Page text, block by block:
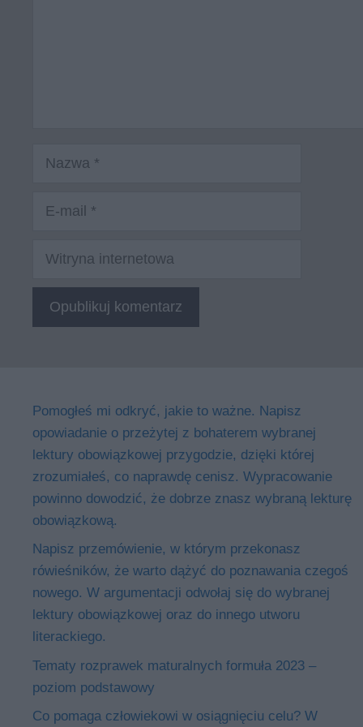
Witryna
internetowa
Pomogłeś mi odkryć, jakie to ważne. Napisz
opowiadanie o przeżytej z bohaterem wybranej
lektury obowiązkowej przygodzie, dzięki której
zrozumiałeś, co naprawdę cenisz. Wypracowanie
powinno dowodzić, że dobrze znasz wybraną lekturę
obowiązkową.
Napisz przemówienie, w którym przekonasz
rówieśników, że warto dążyć do poznawania czegoś
nowego. W argumentacji odwołaj się do wybranej
lektury obowiązkowej oraz do innego utworu
literackiego.
Tematy rozprawek maturalnych formuła 2023 –
poziom podstawowy
Co pomaga człowiekowi w osiągnięciu celu? W